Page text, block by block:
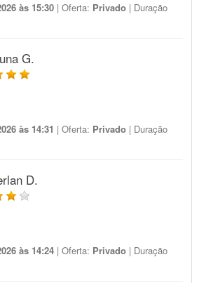
às 15:30 | Oferta: Privado | Duração
G.
às 14:31 | Oferta: Privado | Duração
D.
às 14:24 | Oferta: Privado | Duração